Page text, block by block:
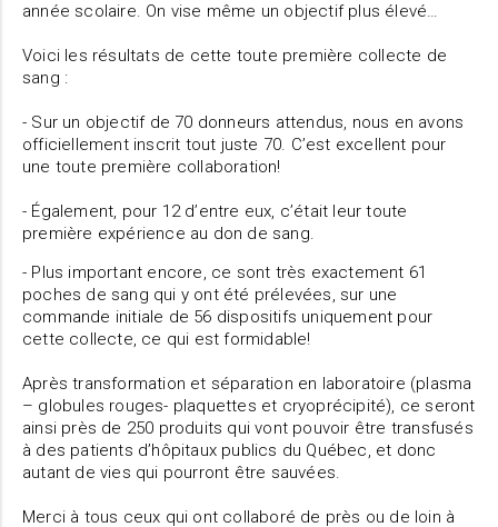
année scolaire. On vise même un objectif plus élevé…
Voici les résultats de cette toute première collecte de
sang :
- Sur un objectif de 70 donneurs attendus, nous en avons
officiellement inscrit tout juste 70. C’est excellent pour
une toute première collaboration!
- Également, pour 12 d’entre eux, c’était leur toute
première expérience au don de sang.
- Plus important encore, ce sont très exactement 61
poches de sang qui y ont été prélevées, sur une
commande initiale de 56 dispositifs uniquement pour
cette collecte, ce qui est formidable!
Après transformation et séparation en laboratoire (plasma
– globules rouges- plaquettes et cryoprécipité), ce seront
ainsi près de 250 produits qui vont pouvoir être transfusés
à des patients d’hôpitaux publics du Québec, et donc
autant de vies qui pourront être sauvées.
Merci à tous ceux qui ont collaboré de près ou de loin à